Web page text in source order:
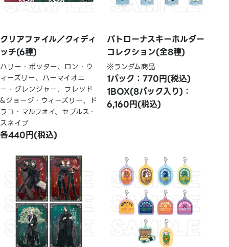
クリアファイル／クィディ
ッチ(6種)
ハリー・ポッター、ロン・ウ
ィーズリー、ハーマイオニ
ー・グレンジャー、フレッド
&ジョージ・ウィーズリー、ド
ラコ・マルフォイ、セブルス・
スネイプ
各440円(税込)
パトローナスキーホルダー
コレクション(全8種)
※ランダム商品
1パック：770円(税込)
1BOX(8パック入り)：
6,160円(税込)